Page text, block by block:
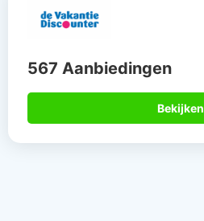
567 Aanbiedingen
Bekijken